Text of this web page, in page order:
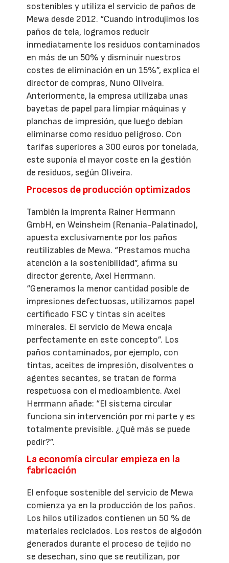
sostenibles y utiliza el servicio de paños de
Mewa desde 2012. “Cuando introdujimos los
paños de tela, logramos reducir
inmediatamente los residuos contaminados
en más de un 50% y disminuir nuestros
costes de eliminación en un 15%”, explica el
director de compras, Nuno Oliveira.
Anteriormente, la empresa utilizaba unas
bayetas de papel para limpiar máquinas y
planchas de impresión, que luego debían
eliminarse como residuo peligroso. Con
tarifas superiores a 300 euros por tonelada,
este suponía el mayor coste en la gestión
de residuos, según Oliveira.
Procesos de producción optimizados
También la imprenta Rainer Herrmann
GmbH, en Weinsheim (Renania-Palatinado),
apuesta exclusivamente por los paños
reutilizables de Mewa. “Prestamos mucha
atención a la sostenibilidad”, afirma su
director gerente, Axel Herrmann.
“Generamos la menor cantidad posible de
impresiones defectuosas, utilizamos papel
certificado FSC y tintas sin aceites
minerales. El servicio de Mewa encaja
perfectamente en este concepto”. Los
paños contaminados, por ejemplo, con
tintas, aceites de impresión, disolventes o
agentes secantes, se tratan de forma
respetuosa con el medioambiente. Axel
Herrmann añade: “El sistema circular
funciona sin intervención por mi parte y es
totalmente previsible. ¿Qué más se puede
pedir?”.
La economía circular empieza en la
fabricación
El enfoque sostenible del servicio de Mewa
comienza ya en la producción de los paños.
Los hilos utilizados contienen un 50 % de
materiales reciclados. Los restos de algodón
generados durante el proceso de tejido no
se desechan, sino que se reutilizan, por